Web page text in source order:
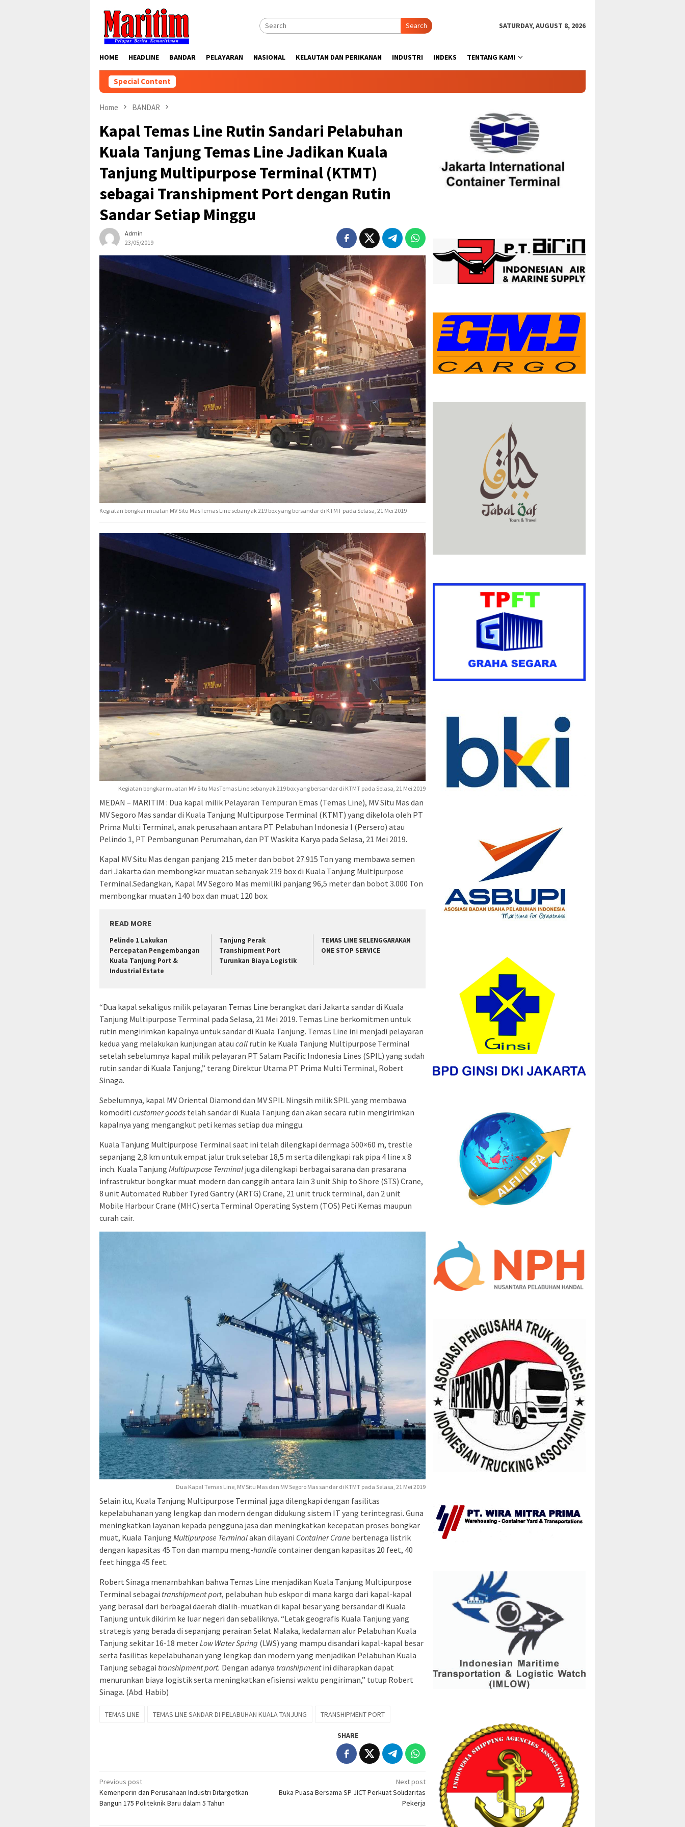
content
Search SATURDAY, AUGUST 8, 2026
HOME HEADLINE BANDAR PELAYARAN NASIONAL KELAUTAN DAN PERIKANAN INDUSTRI INDEKS TENTANG KAMI
Special Content
Home BANDAR
Kapal Temas Line Rutin Sandari Pelabuhan
Kuala Tanjung Temas Line Jadikan Kuala
Tanjung Multipurpose Terminal (KTMT)
sebagai Transhipment Port dengan Rutin
Sandar Setiap Minggu
Admin
23/05/2019
Kegiatan bongkar muatan MV Situ MasTemas Line sebanyak 219 box yang bersandar di KTMT pada Selasa, 21 Mei 2019
Kegiatan bongkar muatan MV Situ MasTemas Line sebanyak 219 box yang bersandar di KTMT pada Selasa, 21 Mei 2019
MEDAN – MARITIM : Dua kapal milik Pelayaran Tempuran Emas (Temas Line), MV Situ Mas dan
MV Segoro Mas sandar di Kuala Tanjung Multipurpose Terminal (KTMT) yang dikelola oleh PT
Prima Multi Terminal, anak perusahaan antara PT Pelabuhan Indonesia I (Persero) atau
Pelindo 1, PT Pembangunan Perumahan, dan PT Waskita Karya pada Selasa, 21 Mei 2019.
Kapal MV Situ Mas dengan panjang 215 meter dan bobot 27.915 Ton yang membawa semen
dari Jakarta dan membongkar muatan sebanyak 219 box di Kuala Tanjung Multipurpose
Terminal.Sedangkan, Kapal MV Segoro Mas memiliki panjang 96,5 meter dan bobot 3.000 Ton
membongkar muatan 140 box dan muat 120 box.
READ MORE
Pelindo 1 Lakukan
Percepatan Pengembangan
Kuala Tanjung Port &
Industrial Estate
Tanjung Perak
Transhipment Port
Turunkan Biaya Logistik
TEMAS LINE SELENGGARAKAN
ONE STOP SERVICE
“Dua kapal sekaligus milik pelayaran Temas Line berangkat dari Jakarta sandar di Kuala
Tanjung Multipurpose Terminal pada Selasa, 21 Mei 2019. Temas Line berkomitmen untuk
rutin mengirimkan kapalnya untuk sandar di Kuala Tanjung. Temas Line ini menjadi pelayaran
kedua yang melakukan kunjungan atau call rutin ke Kuala Tanjung Multipurpose Terminal
setelah sebelumnya kapal milik pelayaran PT Salam Pacific Indonesia Lines (SPIL) yang sudah
rutin sandar di Kuala Tanjung,” terang Direktur Utama PT Prima Multi Terminal, Robert
Sinaga.
Sebelumnya, kapal MV Oriental Diamond dan MV SPIL Ningsih milik SPIL yang membawa
komoditi customer goods telah sandar di Kuala Tanjung dan akan secara rutin mengirimkan
kapalnya yang mengangkut peti kemas setiap dua minggu.
Kuala Tanjung Multipurpose Terminal saat ini telah dilengkapi dermaga 500×60 m, trestle
sepanjang 2,8 km untuk empat jalur truk selebar 18,5 m serta dilengkapi rak pipa 4 line x 8
inch. Kuala Tanjung Multipurpose Terminal juga dilengkapi berbagai sarana dan prasarana
infrastruktur bongkar muat modern dan canggih antara lain 3 unit Ship to Shore (STS) Crane,
8 unit Automated Rubber Tyred Gantry (ARTG) Crane, 21 unit truck terminal, dan 2 unit
Mobile Harbour Crane (MHC) serta Terminal Operating System (TOS) Peti Kemas maupun
curah cair.
Dua Kapal Temas Line, MV Situ Mas dan MV Segoro Mas sandar di KTMT pada Selasa, 21 Mei 2019
Selain itu, Kuala Tanjung Multipurpose Terminal juga dilengkapi dengan fasilitas
kepelabuhanan yang lengkap dan modern dengan didukung sistem IT yang terintegrasi. Guna
meningkatkan layanan kepada pengguna jasa dan meningkatkan kecepatan proses bongkar
muat, Kuala Tanjung Multipurpose Terminalakan dilayani Container Crane bertenaga listrik
dengan kapasitas 45 Ton dan mampu meng-handle container dengan kapasitas 20 feet, 40
feet hingga 45 feet.
Robert Sinaga menambahkan bahwa Temas Line menjadikan Kuala Tanjung Multipurpose
Terminal sebagai transhipment port, pelabuhan hub eskpor di mana kargo dari kapal-kapal
yang berasal dari berbagai daerah dialih-muatkan di kapal besar yang bersandar di Kuala
Tanjung untuk dikirim ke luar negeri dan sebaliknya. “Letak geografis Kuala Tanjung yang
strategis yang berada di sepanjang perairan Selat Malaka, kedalaman alur Pelabuhan Kuala
Tanjung sekitar 16-18 meterLow Water Spring (LWS) yang mampu disandari kapal-kapal besar
serta fasilitas kepelabuhanan yang lengkap dan modern yang menjadikan Pelabuhan Kuala
Tanjung sebagai transhipment port. Dengan adanya transhipmentini diharapkan dapat
menurunkan biaya logistik serta meningkatkan efisiensi waktu pengiriman,” tutup Robert
Sinaga. (Abd. Habib)
TEMAS LINE TEMAS LINE SANDAR DI PELABUHAN KUALA TANJUNG TRANSHIPMENT PORT
SHARE
Post
navigation
Previous post
Kemenperin dan Perusahaan Industri Ditargetkan
Bangun 175 Politeknik Baru dalam 5 Tahun
Next post
Buka Puasa Bersama SP JICT Perkuat Solidaritas
Pekerja